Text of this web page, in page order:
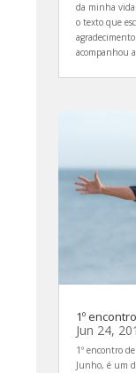
da minha
o texto que
acompanhou
1º
Jun 24,
1º encontro
Junho, é um